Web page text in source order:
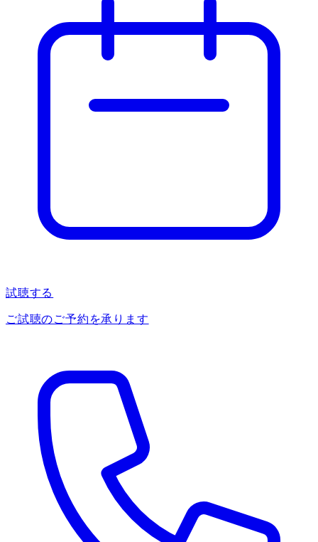
試聴する
ご試聴のご予約を承ります